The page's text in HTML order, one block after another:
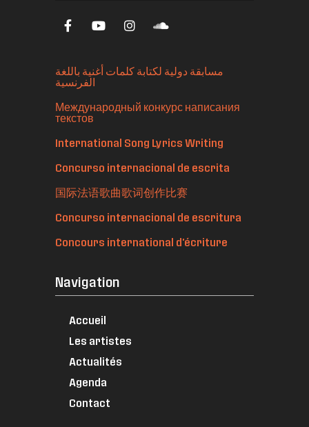
مسابقة دولية لكتابة كلمات أغنية باللغة
الفرنسية
Международный конкурс написания
текстов
International Song Lyrics Writing
Concurso internacional de escrita
国际法语歌曲歌词创作比赛
Concurso internacional de escritura
Concours international d'écriture
Navigation
Accueil
Les artistes
Actualités
Agenda
Contact